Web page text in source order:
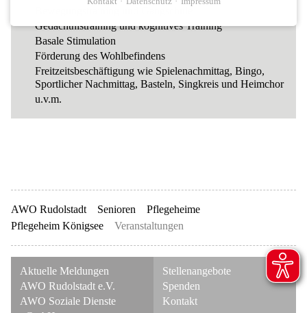
Gedächtnistraining und kognitives Training
Basale Stimulation
Förderung des Wohlbefindens
Freitzeitsbeschäftigung wie Spielenachmittag, Bingo,
Sportlicher Nachmittag, Basteln, Singkreis und Heimchor
u.v.m.
AWO Rudolstadt Senioren
Pflegeheime
Pflegeheim Königsee
Veranstaltungen
Navigation
überspringen
Aktuelle Meldungen
AWO Rudolstadt e.V.
AWO Soziale Dienste
Navigation
überspringen
Stellenangebote
Spenden
Kontakt